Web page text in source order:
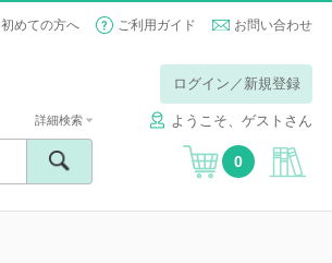
初めての方へ ご利用ガイド お問い合わせ
ログイン／新規登録
ようこそ、ゲストさん
詳細検索
0